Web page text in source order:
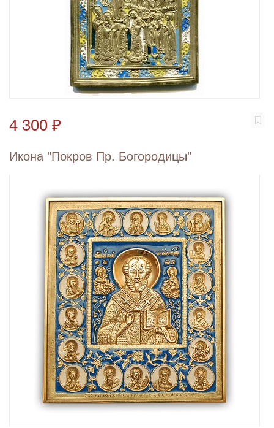
4 300 ₽
Икона "Покров Пр. Богородицы"